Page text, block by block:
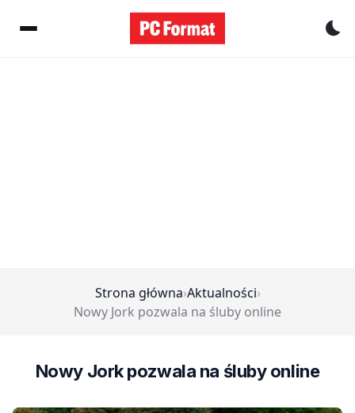
Strona główna›Aktualności›
Nowy Jork pozwala na śluby online
Nowy Jork pozwala na śluby online